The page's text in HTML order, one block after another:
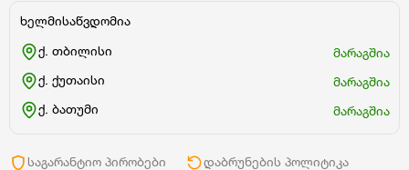
ხელმისაწვდომია
ქ. თბილისი
მარაგშია
ქ. ქუთაისი
მარაგშია
ქ. ბათუმი
მარაგშია
საგარანტიო პირობები დაბრუნების პოლიტიკა